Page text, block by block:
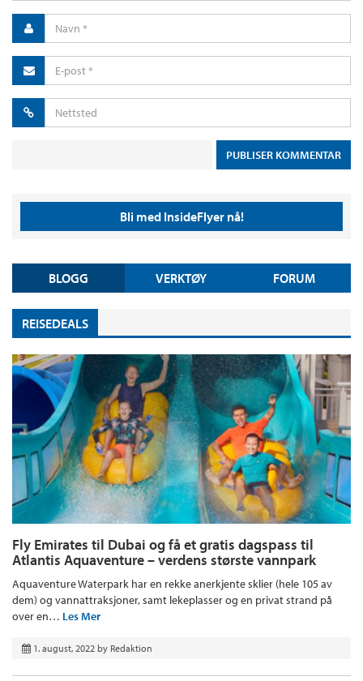
Bli med InsideFlyer nå!
BLOGG VERKTØY FORUM
REISEDEALS
Fly Emirates til Dubai og få et gratis dagspass til
Atlantis Aquaventure – verdens største vannpark
Aquaventure Waterpark har en rekke anerkjente sklier (hele 105 av
dem) og vannattraksjoner, samt lekeplasser og en privat strand på
over en… Les Mer
1. august, 2022 by Redaktion